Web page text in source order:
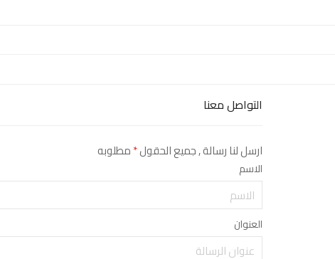
التواصل معنا
ارسل لنا رسالة , جميع الحقول*مطلوبه
الاسم
العنوان